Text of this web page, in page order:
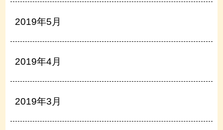
2019年5月
2019年4月
2019年3月